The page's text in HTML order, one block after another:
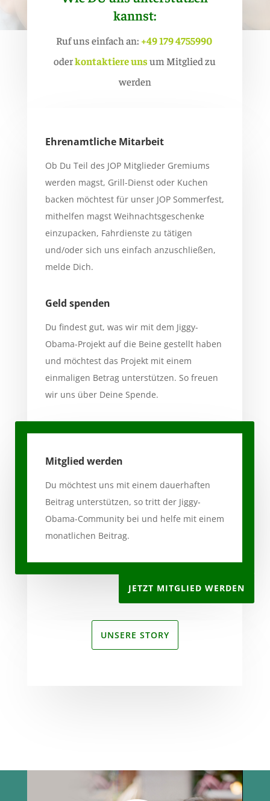
kannst:
Ruf uns einfach an: +49 179 4755990
oderkontaktiere unsum Mitglied zu
werden
Ehrenamtliche Mitarbeit
Ob Du Teil des JOP Mitglieder Gremiums
werden magst, Grill-Dienst oder Kuchen
backen möchtest für unser JOP Sommerfest,
mithelfen magst Weihnachtsgeschenke
einzupacken, Fahrdienste zu tätigen
und/oder sich uns einfach anzuschließen,
melde Dich.
Geld spenden
Du findest gut, was wir mit dem Jiggy-
Obama-Projekt auf die Beine gestellt haben
und möchtest das Projekt mit einem
einmaligen Betrag unterstützen. So freuen
wir uns über Deine Spende.
Mitglied werden
Du möchtest uns mit einem dauerhaften
Beitrag unterstützen, so tritt der Jiggy-
Obama-Community bei und helfe mit einem
monatlichen Beitrag.
JETZT MITGLIED WERDEN
UNSERE STORY